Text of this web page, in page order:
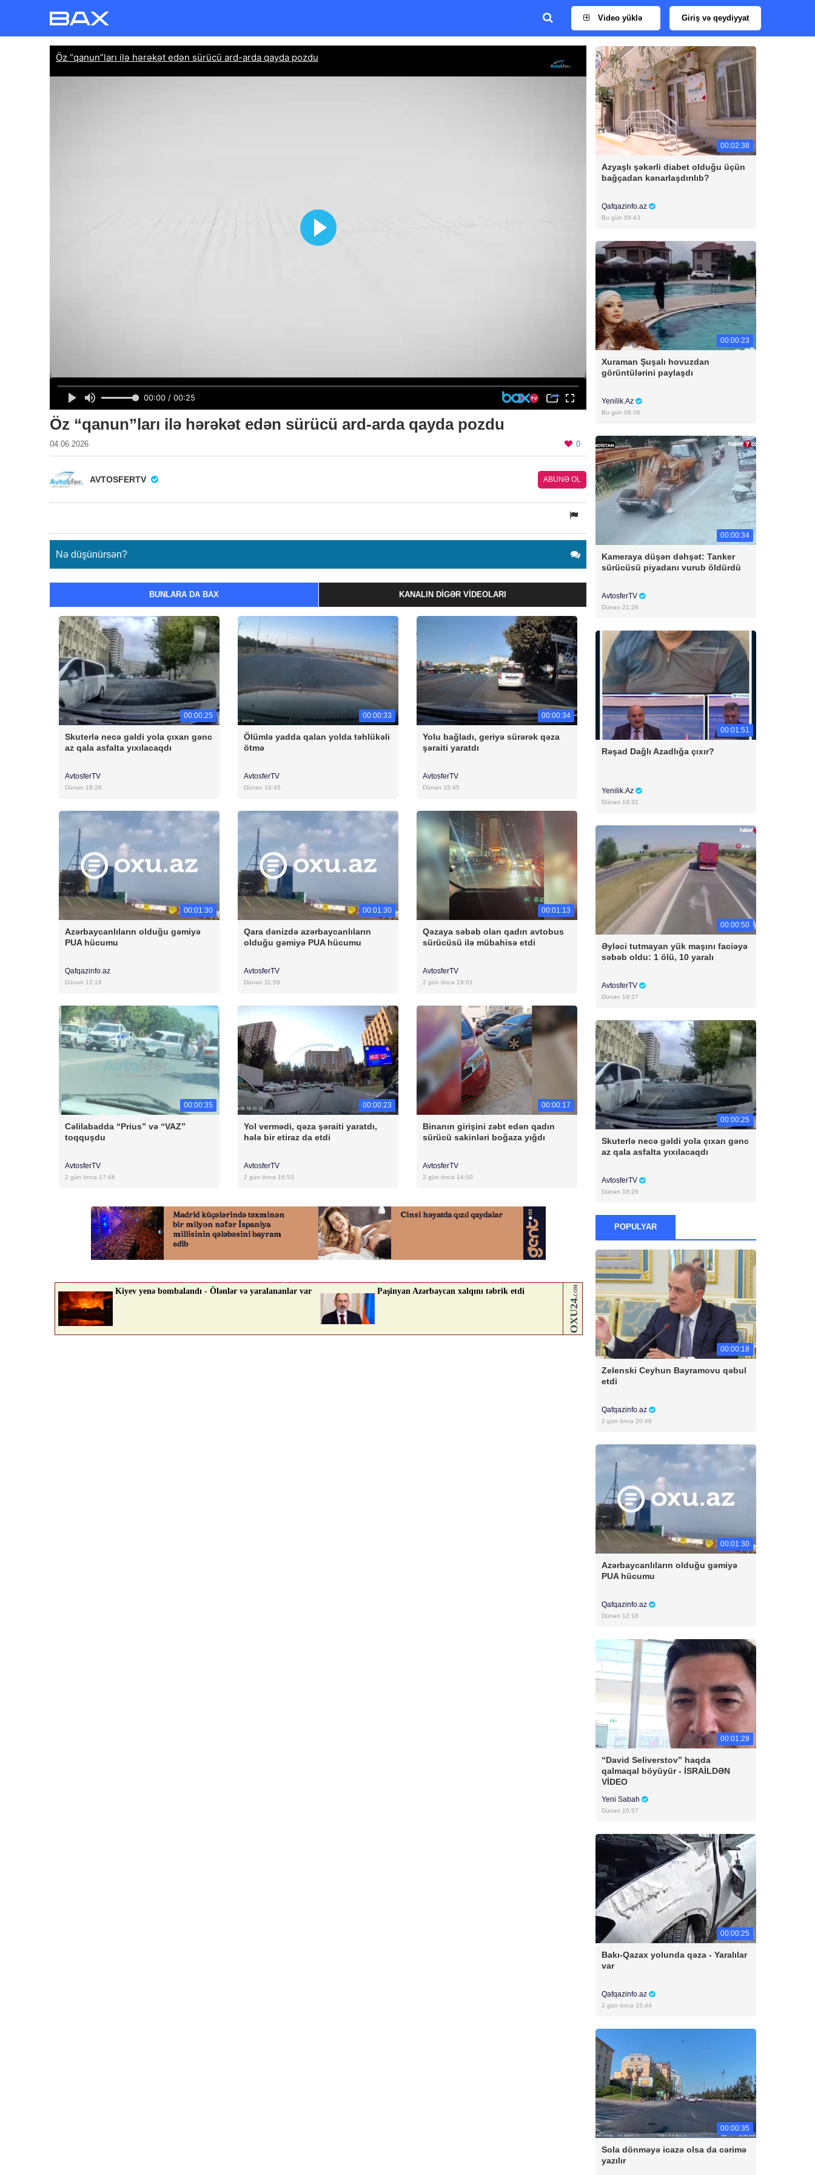
Video yüklə Giriş və qeydiyyat
Öz “qanun”ları ilə hərəkət edən sürücü ard-arda qayda pozdu
04.06.2026 0
AVTOSFERTV ABUNƏ OL
Nə düşünürsən?
BUNLARA DA BAX KANALIN DIGƏR VIDEOLARI
00:00:25
Skuterlə necə gəldi yola çıxan gənc
az qala asfalta yıxılacaqdı
AvtosferTV
Dünən 18:26
00:00:33
Ölümlə yadda qalan yolda təhlükəli
ötmə
AvtosferTV
Dünən 16:45
00:00:34
Yolu bağladı, geriyə sürərək qəza
şəraiti yaratdı
AvtosferTV
Dünən 15:45
00:01:30
Azərbaycanlıların olduğu gəmiyə
PUA hücumu
Qafqazinfo.az
Dünən 12:18
00:01:30
Qara dənizdə azərbaycanlıların
olduğu gəmiyə PUA hücumu
AvtosferTV
Dünən 11:59
00:01:13
Qəzaya səbəb olan qadın avtobus
sürücüsü ilə mübahisə etdi
AvtosferTV
2 gün öncə 19:01
00:00:35
Cəlilabadda “Prius” və “VAZ”
toqquşdu
AvtosferTV
2 gün öncə 17:46
00:00:23
Yol vermədi, qəza şəraiti yaratdı,
hələ bir etiraz da etdi
AvtosferTV
2 gün öncə 16:53
00:00:17
Binanın girişini zəbt edən qadın
sürücü sakinləri boğaza yığdı
AvtosferTV
2 gün öncə 14:00
00:02:38
Azyaşlı şəkərli diabet olduğu üçün
bağçadan kənarlaşdırılıb?
Qafqazinfo.az
Bu gün 09:43
00:00:23
Xuraman Şuşalı hovuzdan
görüntülərini paylaşdı
Yenilik.Az
Bu gün 08:36
00:00:34
Kameraya düşən dəhşət: Tanker
sürücüsü piyadanı vurub öldürdü
AvtosferTV
Dünən 21:26
00:01:51
Rəşad Dağlı Azadlığa çıxır?
Yenilik.Az
Dünən 19:31
00:00:50
Əyləci tutmayan yük maşını faciəyə
səbəb oldu: 1 ölü, 10 yaralı
AvtosferTV
Dünən 19:27
00:00:25
Skuterlə necə gəldi yola çıxan gənc
az qala asfalta yıxılacaqdı
AvtosferTV
Dünən 18:26
POPULYAR
00:00:18
Zelenski Ceyhun Bayramovu qəbul
etdi
Qafqazinfo.az
2 gün öncə 20:46
00:01:30
Azərbaycanlıların olduğu gəmiyə
PUA hücumu
Qafqazinfo.az
Dünən 12:18
00:01:29
“David Seliverstov” haqda
qalmaqal böyüyür - İSRAİLDƏN
VİDEO
Yeni Sabah
Dünən 15:57
00:00:25
Bakı-Qazax yolunda qəza - Yaralılar
var
Qafqazinfo.az
2 gün öncə 15:44
00:00:35
Sola dönməyə icazə olsa da cərimə
yazılır